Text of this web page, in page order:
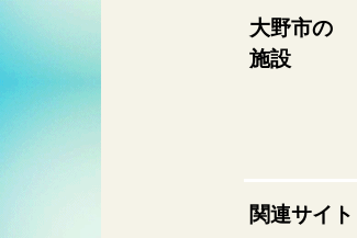
大野市の
施設
関連サイト